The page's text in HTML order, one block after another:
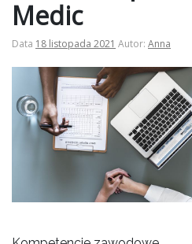
Medic
Data 18 listopada 2021 Autor: Anna